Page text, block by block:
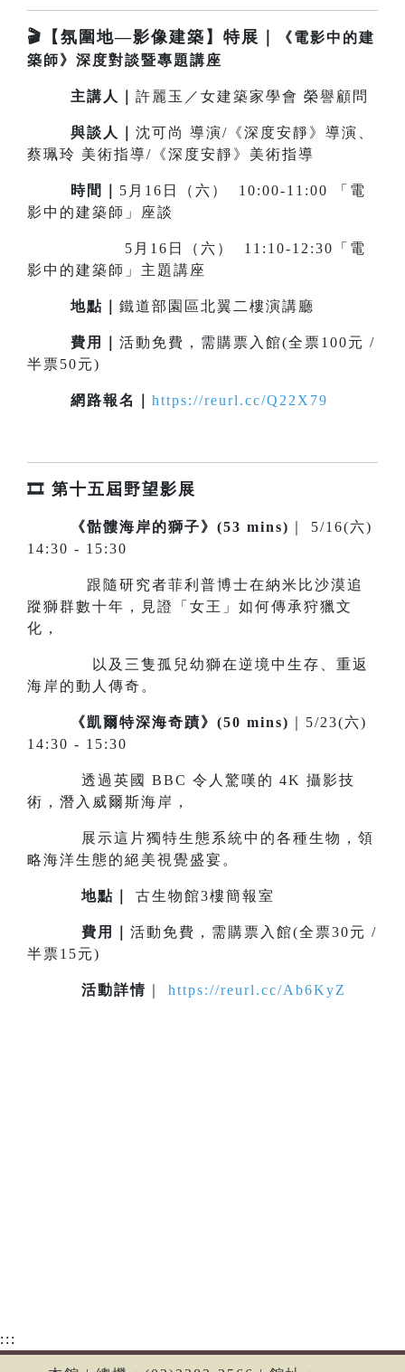
🎬【氛圍地—影像建築】特展｜
《電影中的建
築師》深度對談暨專題講座
主講人 許麗玉／女建築家學會 榮譽顧問
與談 人
沈可尚 導演/《深度安靜》導演、
蔡珮玲 美術指導/《深度安靜》美術指導
時間｜ 5月16日（六） 10:00-11:00 「電
影中的建築師」座談
5月16日（六） 11:10-12:30「電
影中的建築師」主題講座
地點｜ 鐵道部園區北翼二樓演講廳
費用｜ 活動免費，需購票入館(全票100元 /
半票50元)
網路報名｜ https://reurl.cc/Q22X79
🎞️ 第十五屆野望影展
《骷髏海岸的獅子》(53 mins)
｜ 5/16(六)
14:30 - 15:30
跟隨研究者菲利普博士在納米比沙漠追
蹤獅群數十年，見證「女王」如何傳承狩獵文
化，
以及三隻孤兒幼獅在逆境中生存、重返
海岸的動人傳奇。
《凱爾特深海奇蹟》(50 mins)
｜5/23(六)
14:30 - 15:30
透過英國 BBC 令人驚嘆的 4K 攝影技
術，潛入威爾斯海岸，
展示這片獨特生態系統中的各種生物，領
略海洋生態的絕美視覺盛宴。
地點｜ 古生物館3樓簡報室
費用｜ 活動免費，需購票入館(全票30元 /
半票15元)
活動詳情 https://reurl.cc/Ab6KyZ
:::